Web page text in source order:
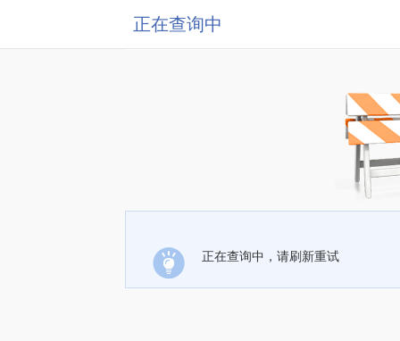
正在查询中
正在查询中，请刷新重试